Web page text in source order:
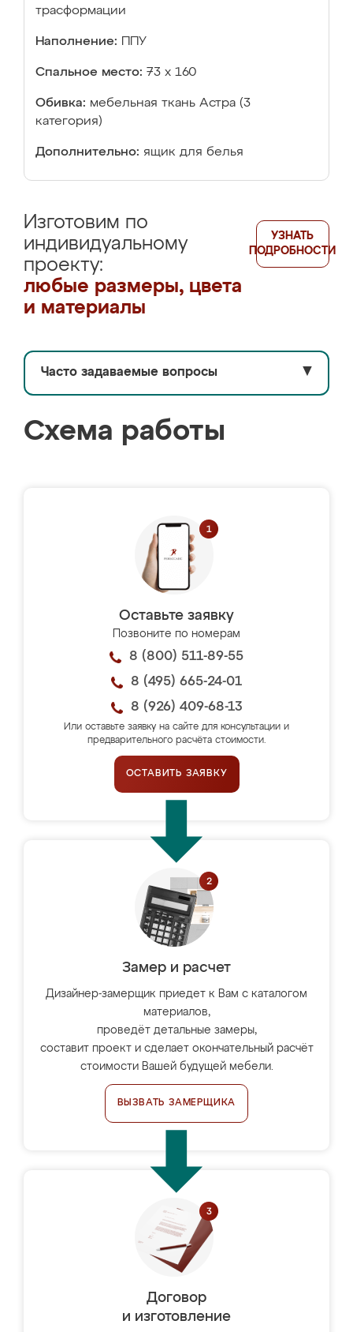
трасформации
Наполнение: ППУ
Спальное место: 73 х 160
Обивка: мебельная ткань Астра (3
категория)
Дополнительно: ящик для белья
Изготовим по
индивидуальному
проекту:
любые размеры, цвета
и материалы
УЗНАТЬ
ПОДРОБНОСТИ
Часто задаваемые вопросы ▼
Схема работы
Оставьте заявку
Позвоните по номерам
8 (800) 511-89-55
8 (495) 665-24-01
8 (926) 409-68-13
Или оставьте заявку на сайте для консультации и
предварительного расчёта стоимости.
ОСТАВИТЬ ЗАЯВКУ
Замер и расчет
Дизайнер-замерщик приедет к Вам с каталогом
материалов,
проведёт детальные замеры,
составит проект и сделает окончательный расчёт
стоимости Вашей будущей мебели.
ВЫЗВАТЬ ЗАМЕРЩИКА
Договор
и изготовление